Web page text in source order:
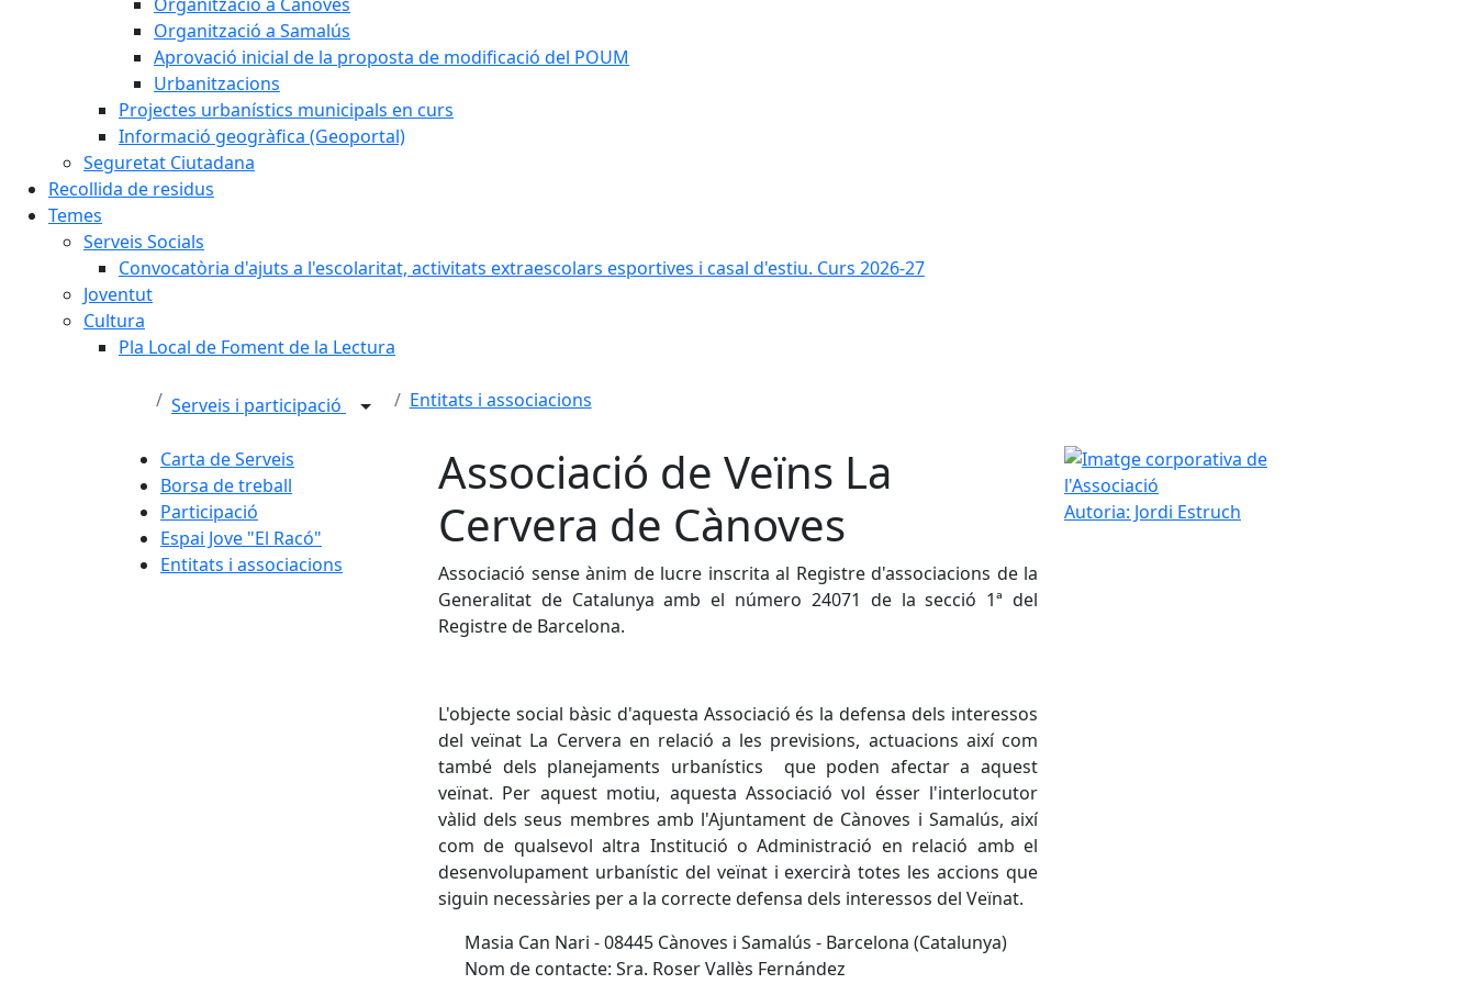
Organització a Samalús
Aprovació inicial de la proposta de modificació del POUM
Urbanitzacions
Projectes urbanístics municipals en curs
Informació geogràfica (Geoportal)
Seguretat Ciutadana
Recollida de residus
Temes
Serveis Socials
Convocatòria d'ajuts a l'escolaritat, activitats extraescolars esportives i casal d'estiu. Curs 2026-27
Joventut
Cultura
Pla Local de Foment de la Lectura
Serveis i participació Entitats i associacions
Carta de Serveis
Borsa de treball
Participació
Espai Jove "El Racó"
Entitats i associacions
Associació de Veïns La
Cervera de Cànoves
Associació sense ànim de lucre inscrita al Registre d'associacions de la
Generalitat de Catalunya amb el número 24071 de la secció 1ª del
Registre de Barcelona.
L'objecte social bàsic d'aquesta Associació és la defensa dels interessos
del veïnat La Cervera en relació a les previsions, actuacions així com
també dels planejaments urbanístics que poden afectar a aquest
veïnat. Per aquest motiu, aquesta Associació vol ésser l'interlocutor
vàlid dels seus membres amb l'Ajuntament de Cànoves i Samalús, així
com de qualsevol altra Institució o Administració en relació amb el
desenvolupament urbanístic del veïnat i exercirà totes les accions que
siguin necessàries per a la correcte defensa dels interessos del Veïnat.
Masia Can Nari - 08445 Cànoves i Samalús - Barcelona (Catalunya)
Nom de contacte: Sra. Roser Vallès Fernández
Imatge corporativa de l'Associació
Autoria: Jordi Estruch